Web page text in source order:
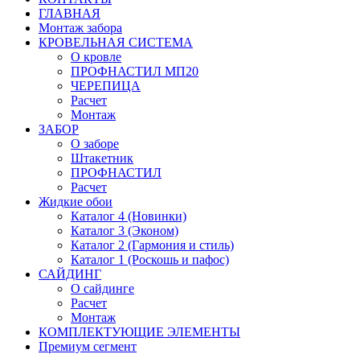
ГЛАВНАЯ
Монтаж забора
КРОВЕЛЬНАЯ СИСТЕМА
О кровле
ПРОФНАСТИЛ МП20
ЧЕРЕПИЦА
Расчет
Монтаж
ЗАБОР
О заборе
Штакетник
ПРОФНАСТИЛ
Расчет
Жидкие обои
Каталог 4 (Новинки)
Каталог 3 (Эконом)
Каталог 2 (Гармония и стиль)
Каталог 1 (Роскошь и пафос)
САЙДИНГ
О сайдинге
Расчет
Монтаж
КОМПЛЕКТУЮЩИЕ ЭЛЕМЕНТЫ
Премиум сегмент